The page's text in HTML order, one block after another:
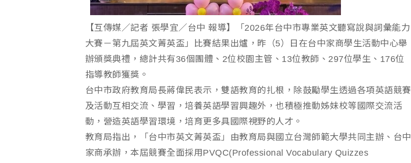
【互傳媒／記者 張學宜／台中 報導】「2026年台中市專業英文聽寫說與詞彙能力
大賽－第九屆英文菁英盃」比賽結果出爐，昨（5）日在台中家商學生活動中心舉
辦頒獎典禮，總計共有36個團體、2位校園主管、13位教師、297位學生、176位
指導教師獲獎。
台中市政府教育局長蔣偉民表示，雙語教育的扎根，除鼓勵學生透過各項英語競賽
及活動互相交流、學習，培養英語學習興趣外，也積極推動姊妹校等國際交流活
動，營造英語學習環境，培育更多具國際視野的人才。
教育局指出，「台中市英文菁英盃」由教育局與國立台灣師範大學共同主辦、台中
家商承辦，本屆競賽全面採用PVQC(Professional Vocabulary Quizzes